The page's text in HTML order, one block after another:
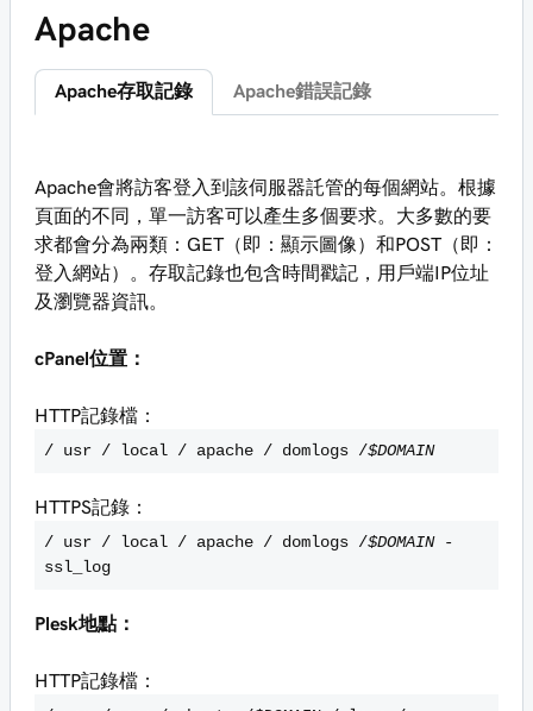
Apache
Apache存取記錄 Apache錯誤記錄
Apache會將訪客登入到該伺服器託管的每個網站。根據
頁面的不同，單一訪客可以產生多個要求。大多數的要
求都會分為兩類：GET（即：顯示圖像）和POST（即：
登入網站）。存取記錄也包含時間戳記，用戶端IP位址
及瀏覽器資訊。
cPanel位置：
HTTP記錄檔：
/ usr / local / apache / domlogs /$DOMAIN
HTTPS記錄：
/ usr / local / apache / domlogs /$DOMAIN-
ssl_log
Plesk地點：
HTTP記錄檔：